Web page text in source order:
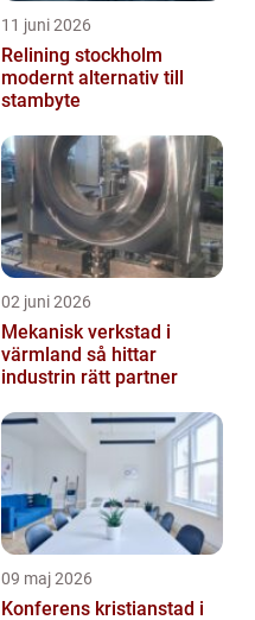
11 juni 2026
Relining stockholm
modernt alternativ till
stambyte
02 juni 2026
Mekanisk verkstad i
värmland så hittar
industrin rätt partner
09 maj 2026
Konferens kristianstad i